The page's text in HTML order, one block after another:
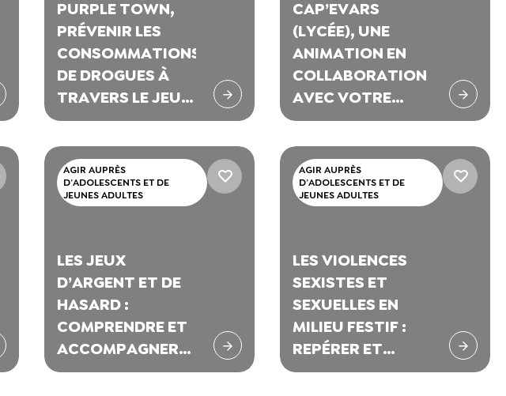
PURPLE TOWN,
PRÉVENIR LES
CONSOMMATIONS
DE DROGUES À
TRAVERS LE JEU
VIDÉO
CAP’EVARS
(LYCÉE), UNE
ANIMATION EN
COLLABORATION
AVEC VOTRE
ÉQUIPE
PÉDAGOGIQUE
AGIR AUPRÈS
D’ADOLESCENTS ET DE
JEUNES ADULTES
LES JEUX
D’ARGENT ET DE
HASARD :
COMPRENDRE ET
ACCOMPAGNER
LES JEUNES
AGIR AUPRÈS
D’ADOLESCENTS ET DE
JEUNES ADULTES
LES VIOLENCES
SEXISTES ET
SEXUELLES EN
MILIEU FESTIF :
REPÉRER ET
ACCOMPAGNER